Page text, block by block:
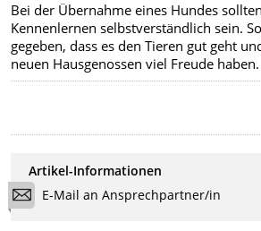
Bei der Übernahme eines Hundes
Kennenlernen selbstverständlich sein.
gegeben, dass es den Tieren gut geht
neuen Hausgenossen viel Freude haben.
Artikel-Informationen
E-Mail an Ansprechpartner/in